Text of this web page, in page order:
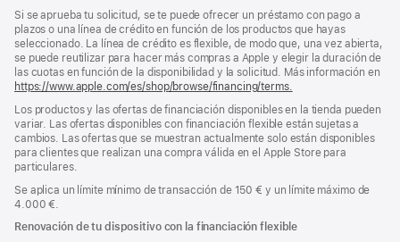
Si se aprueba tu solicitud, se te puede ofrecer un préstamo con pago a
plazos o una línea de crédito en función de los productos que hayas
seleccionado. La línea de crédito es flexible, de modo que, una vez abierta,
se puede reutilizar para hacer más compras a Apple y elegir la duración de
las cuotas en función de la disponibilidad y la solicitud. Más información en
https://www.apple.com/es/shop/browse/financing/terms.
Los productos y las ofertas de financiación disponibles en la tienda pueden
variar. Las ofertas disponibles con financiación flexible están sujetas a
cambios. Las ofertas que se muestran actualmente solo están disponibles
para clientes que realizan una compra válida en el Apple Store para
particulares.
Se aplica un límite mínimo de transacción de 150 € y un límite máximo de
4.000 €.
Renovación de tu dispositivo con la financiación flexible